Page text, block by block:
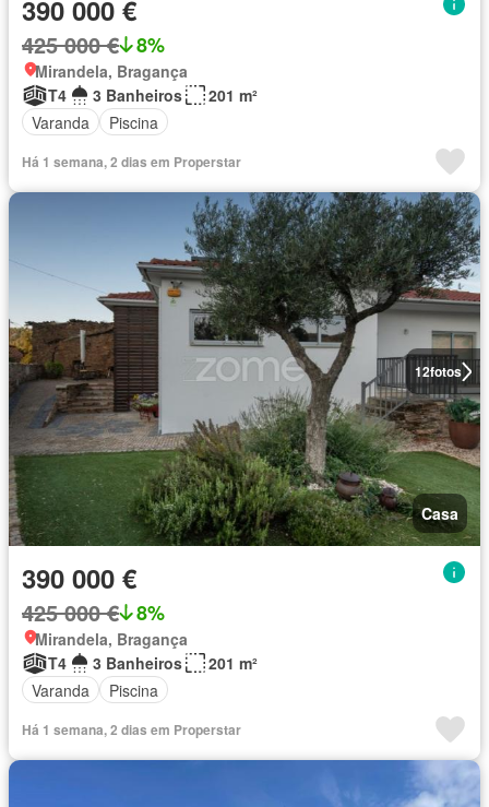
390 000 €
425 000 € 8%
Mirandela, Bragança
T4
3 Banheiros
201 m²
Varanda
Piscina
Há 1 semana, 2 dias em Properstar
12fotos
Casa
390 000 €
425 000 € 8%
Mirandela, Bragança
T4
3 Banheiros
201 m²
Varanda
Piscina
Há 1 semana, 2 dias em Properstar